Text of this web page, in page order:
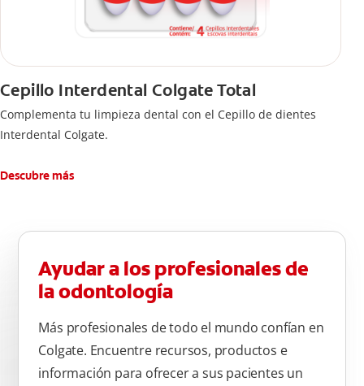
Cepillo Interdental Colgate Total
Complementa tu limpieza dental con el Cepillo de dientes
Interdental Colgate.
Descubre más
Ayudar a los profesionales de
la odontología
Más profesionales de todo el mundo confían en
Colgate. Encuentre recursos, productos e
información para ofrecer a sus pacientes un